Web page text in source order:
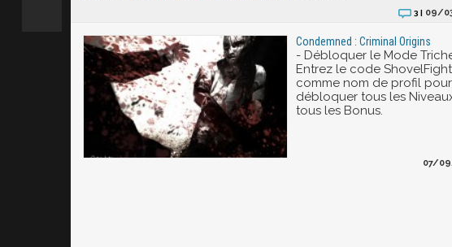
3 | 09/
Condemned : Criminal Origins
- Débloquer le Mode
Entrez le code
comme nom de profil pour
débloquer tous les
tous les Bonus.
07/